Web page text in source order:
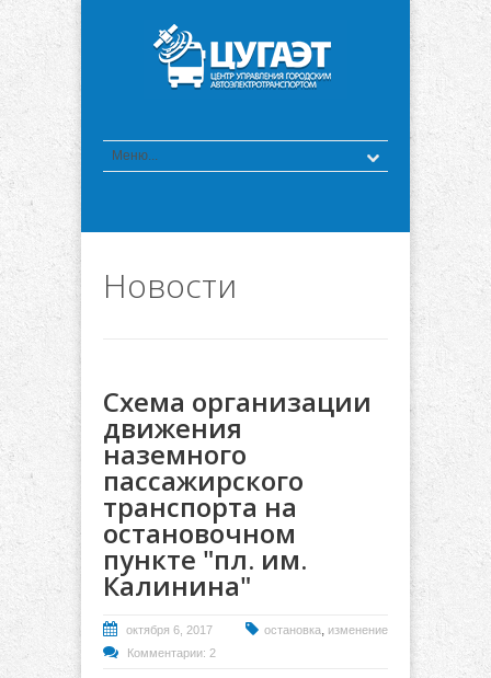
Новости
Схема организации
движения
наземного
пассажирского
транспорта на
остановочном
пункте "пл. им.
Калинина"
октября 6, 2017 остановка, изменение
Комментарии: 2